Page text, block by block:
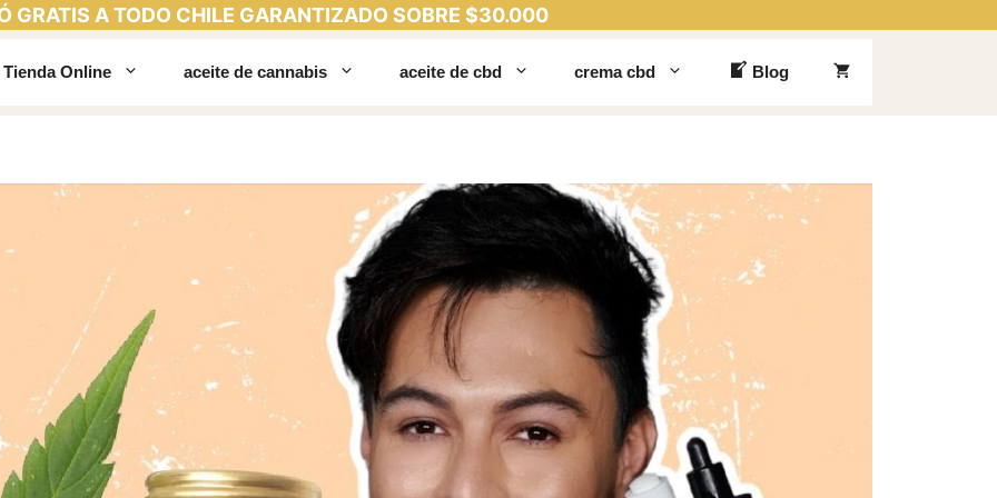
GRATIS A TODO CHILE GARANTIZADO SOBRE $30.000
Tienda Online aceite de cannabis aceite de cbd crema cbd Blog